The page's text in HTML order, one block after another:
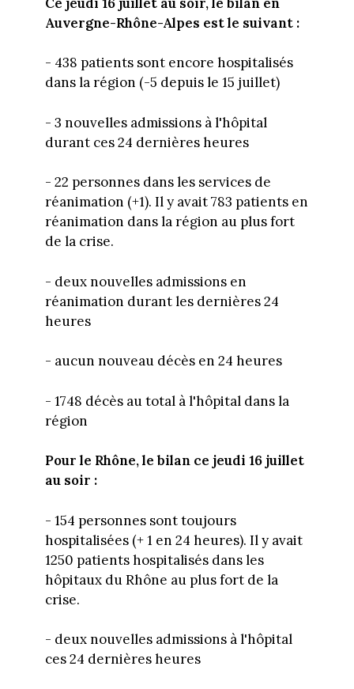
Auvergne-Rhône-Alpes est le suivant :
- 438 patients sont encore hospitalisés
dans la région (-5 depuis le 15 juillet)
- 3 nouvelles admissions à l'hôpital
durant ces 24 dernières heures
- 22 personnes dans les services de
réanimation (+1). Il y avait 783 patients en
réanimation dans la région au plus fort
de la crise.
- deux nouvelles admissions en
réanimation durant les dernières 24
heures
- aucun nouveau décès en 24 heures
- 1748 décès au total à l'hôpital dans la
région
Pour le Rhône, le bilan ce jeudi 16 juillet
au soir :
- 154 personnes sont toujours
hospitalisées (+ 1 en 24 heures). Il y avait
1250 patients hospitalisés dans les
hôpitaux du Rhône au plus fort de la
crise.
- deux nouvelles admissions à l'hôpital
ces 24 dernières heures